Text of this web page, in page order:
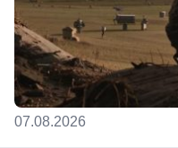
07.08.2026